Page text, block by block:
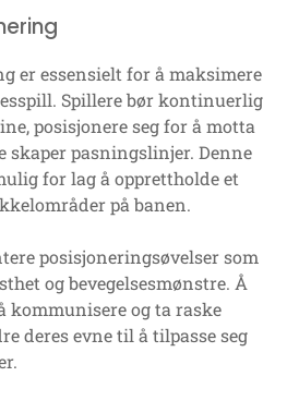
er essensielt for å maksimere
Spillere bør kontinuerlig
posisjonere seg for å motta
skaper pasningslinjer. Denne
for lag å opprettholde et
på banen.
posisjoneringsøvelser som
og bevegelsesmønstre. Å
kommunisere og ta raske
deres evne til å tilpasse seg